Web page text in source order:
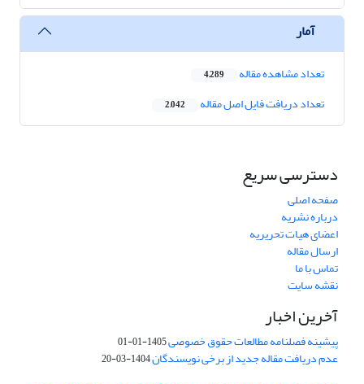
آمار
تعداد مشاهده مقاله 4,289
تعداد دریافت فایل اصل مقاله 2,042
دسترسی سریع
صفحه اصلی
درباره نشریه
اعضای هیات تحریریه
ارسال مقاله
تماس با ما
نقشه سایت
آخرین اخبار
پیشینه فصلنامه مطالعات حقوق خصوصی1405-01-01
عدم دریافت مقاله جدید از برخی نویسندگان1404-03-20